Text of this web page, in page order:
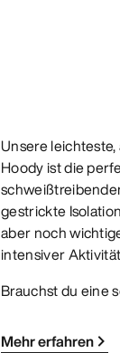
Unsere
Hoody ist die
gestrickte
aber noch
intensiver
Brauchst du eine
Mehr erfahren